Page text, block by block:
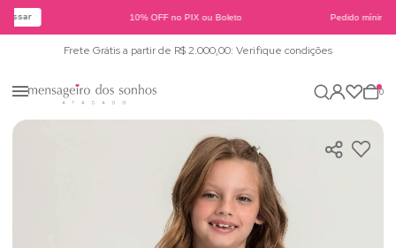
10% OFF no PIX ou Boleto Pedido mínimo
Frete Grátis a partir de R$ 2.000,00: Verifique condições
0